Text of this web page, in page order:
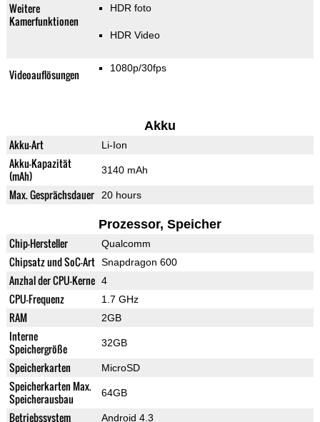
Weitere
Kamerfunktionen
HDR foto
HDR Video
Videoauflösungen 1080p/30fps
Akku
Akku-Art Li-Ion
Akku-Kapazität
(mAh)
3140 mAh
Max. Gesprächsdauer 20 hours
Prozessor, Speicher
Chip-Hersteller Qualcomm
Chipsatz und SoC-Art Snapdragon 600
Anzhal der CPU-Kerne 4
CPU-Frequenz 1.7 GHz
RAM 2GB
Interne
Speichergröße
32GB
Speicherkarten MicroSD
Speicherkarten Max.
Speicherausbau
64GB
Betriebssystem Android 4.3